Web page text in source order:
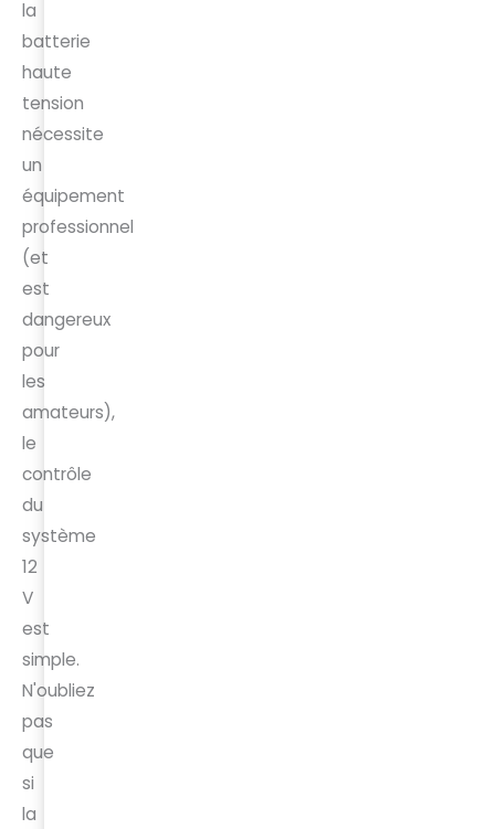
la
batterie
haute
tension
nécessite
un
équipement
professionnel
(et
est
dangereux
pour
les
amateurs),
le
contrôle
du
système
12
V
est
simple.
N'oubliez
pas
que
si
la